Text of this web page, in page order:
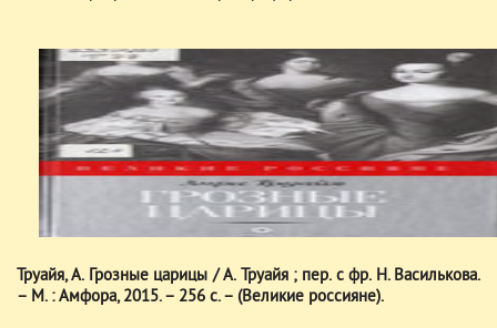
Труайя, А. Грозные царицы / А. Труайя ; пер. с фр. Н. Василькова.
– М. : Амфора, 2015. – 256 с. – (Великие россияне).